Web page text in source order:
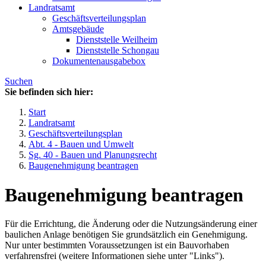
Landratsamt
Geschäftsverteilungsplan
Amtsgebäude
Dienststelle Weilheim
Dienststelle Schongau
Dokumentenausgabebox
Suchen
Sie befinden sich hier:
Start
Landratsamt
Geschäftsverteilungsplan
Abt. 4 - Bauen und Umwelt
Sg. 40 - Bauen und Planungsrecht
Baugenehmigung beantragen
Baugenehmigung beantragen
Für die Errichtung, die Änderung oder die Nutzungsänderung einer
baulichen Anlage benötigen Sie grundsätzlich ein Genehmigung.
Nur unter bestimmten Voraussetzungen ist ein Bauvorhaben
verfahrensfrei (weitere Informationen siehe unter "Links").